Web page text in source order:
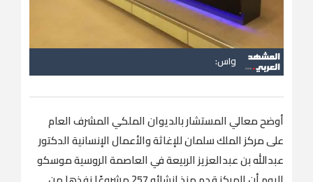
واس:
أوضح معالي المستشار بالديوان الملكي المشرف العام
على مركز الملك سلمان للإغاثة والأعمال الإنسانية الدكتور
عبدالله بن عبدالعزيز الربيعة في العاصمة الروسية موسكو